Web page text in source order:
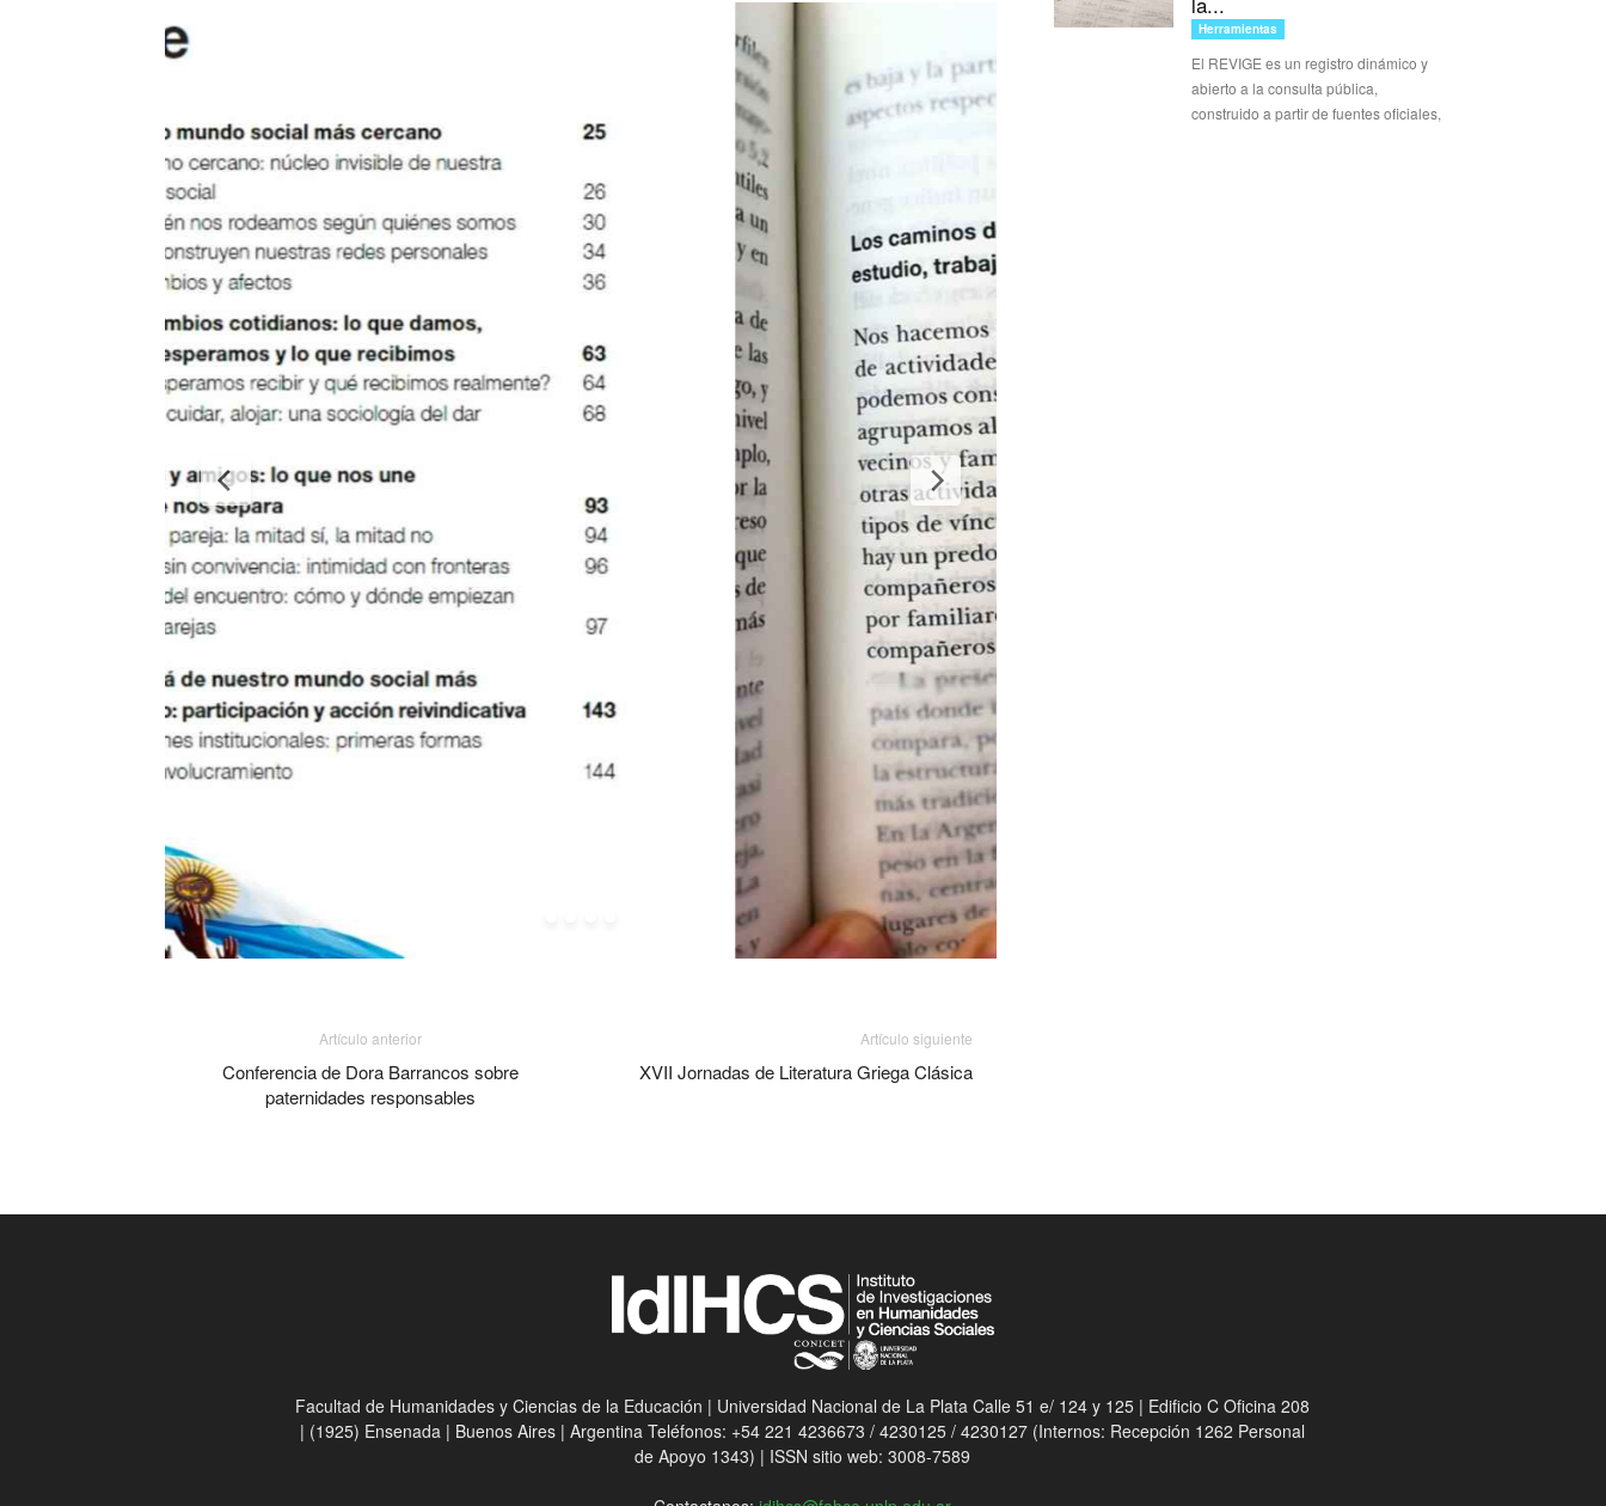
Artículo anterior
Conferencia de Dora Barrancos sobre
paternidades responsables
Artículo siguiente
XVII Jornadas de Literatura Griega Clásica
Herramientas
El REVIGE es un registro dinámico y
abierto a la consulta pública,
construido a partir de fuentes oficiales,
Facultad de Humanidades y Ciencias de la Educación | Universidad Nacional de La Plata Calle 51 e/ 124 y 125 | Edificio C Oficina 208
| (1925) Ensenada | Buenos Aires | Argentina Teléfonos: +54 221 4236673 / 4230125 / 4230127 (Internos: Recepción 1262 Personal
de Apoyo 1343) | ISSN sitio web: 3008-7589